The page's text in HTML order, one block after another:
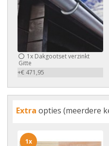
1x Dakgootset verzinkt
Gitte
+€ 471,95
Extra opties (meerdere
1x